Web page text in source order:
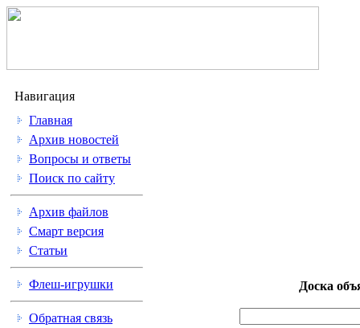
Навигация
Главная
Архив новостей
Вопросы и ответы
Поиск по сайту
Архив файлов
Смарт версия
Статьи
Флеш-игрушки
Обратная связь
Доска